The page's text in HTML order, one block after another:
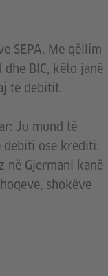
SEPA. Me qëllim
BIC, këto janë
të debitit.
Ju mund të
debiti ose krediti.
në Gjermani kanë
shokëve